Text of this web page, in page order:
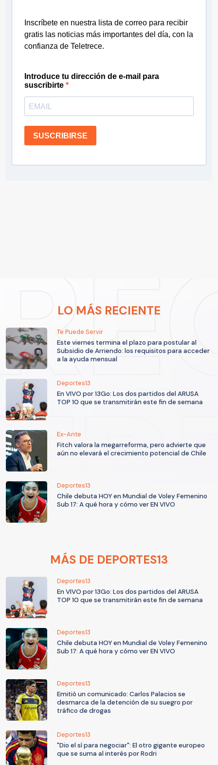
Inscríbete en nuestra lista de correo para recibir
gratis las noticias más importantes del día, con la
confianza de Teletrece.
Introduce tu dirección de e-mail para
suscribirte
SUSCRIBIRSE
LO MÁS RECIENTE
Te Puede Servir
Este viernes termina el plazo para postular al
Subsidio de Arriendo: los requisitos para acceder
a la ayuda mensual
Deportes13
En VIVO por 13Go: Los dos partidos del ARUSA
TOP 10 que se transmitirán este fin de semana
Ex-Ante
Fitch valora la megarreforma, pero advierte que
aún no elevará el crecimiento potencial de Chile
Deportes13
Chile debuta HOY en Mundial de Voley Femenino
Sub 17: A qué hora y cómo ver EN VIVO
MÁS DE DEPORTES13
Deportes13
En VIVO por 13Go: Los dos partidos del ARUSA
TOP 10 que se transmitirán este fin de semana
Deportes13
Chile debuta HOY en Mundial de Voley Femenino
Sub 17: A qué hora y cómo ver EN VIVO
Deportes13
Emitió un comunicado: Carlos Palacios se
desmarca de la detención de su suegro por
tráfico de drogas
Deportes13
"Dio el sí para negociar": El otro gigante europeo
que se suma al interés por Rodri